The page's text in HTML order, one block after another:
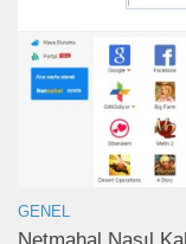
GENEL